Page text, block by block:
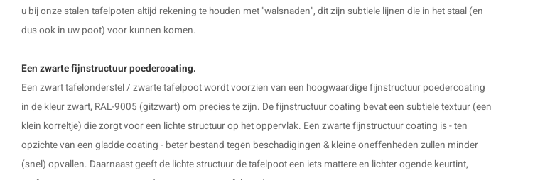
u bij onze stalen tafelpoten altijd rekening te houden met "walsnaden", dit zijn subtiele lijnen die in het staal (en
dus ook in uw poot) voor kunnen komen.
Een zwarte fijnstructuur poedercoating.
Een zwart tafelonderstel / zwarte tafelpoot wordt voorzien van een hoogwaardige fijnstructuur poedercoating
in de kleur zwart, RAL-9005 (gitzwart) om precies te zijn. De fijnstructuur coating bevat een subtiele textuur (een
klein korreltje) die zorgt voor een lichte structuur op het oppervlak. Een zwarte fijnstructuur coating is - ten
opzichte van een gladde coating - beter bestand tegen beschadigingen & kleine oneffenheden zullen minder
(snel) opvallen. Daarnaast geeft de lichte structuur de tafelpoot een iets mattere en lichter ogende keurtint,